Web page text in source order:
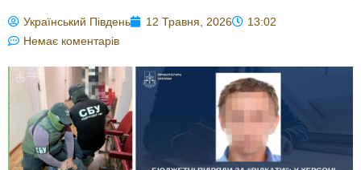
Український Південь 12 Травня, 2026
13:02
Немає коментарів